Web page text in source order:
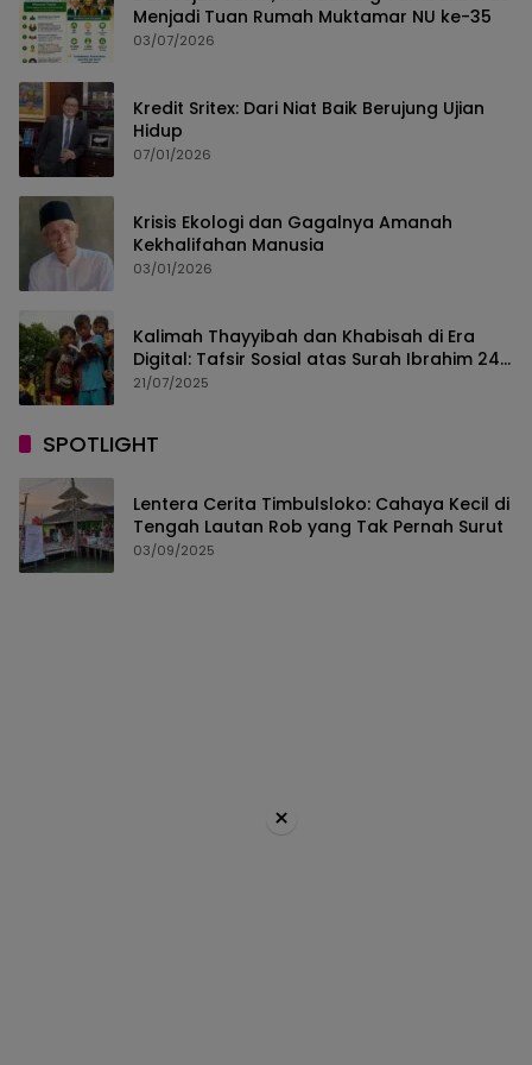
Menjadi Tuan Rumah Muktamar NU ke-35
03/07/2026
Kredit Sritex: Dari Niat Baik Berujung Ujian
Hidup
07/01/2026
Krisis Ekologi dan Gagalnya Amanah
Kekhalifahan Manusia
03/01/2026
Kalimah Thayyibah dan Khabisah di Era
Digital: Tafsir Sosial atas Surah Ibrahim 24–
30
21/07/2025
SPOTLIGHT
Lentera Cerita Timbulsloko: Cahaya Kecil di
Tengah Lautan Rob yang Tak Pernah Surut
03/09/2025
×